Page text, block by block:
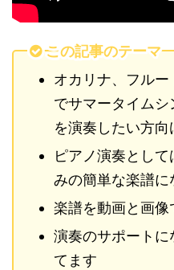
この記事のテーマ
オカリナ、フル
でサマータイム
を演奏したい方
ピアノ演奏とし
みの簡単な楽譜に
楽譜を動画と画
演奏のサポート
てます